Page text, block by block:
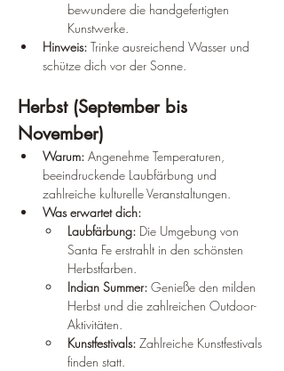
bewundere die handgefertigten
Kunstwerke.
Hinweis: Trinke ausreichend Wasser und
schütze dich vor der Sonne.
Herbst (September bis
November)
Warum: Angenehme Temperaturen,
beeindruckende Laubfärbung und
zahlreiche kulturelle Veranstaltungen.
Was erwartet dich:
Laubfärbung: Die Umgebung von
Santa Fe erstrahlt in den schönsten
Herbstfarben.
Indian Summer: Genieße den milden
Herbst und die zahlreichen Outdoor-
Aktivitäten.
Kunstfestivals: Zahlreiche Kunstfestivals
finden statt.